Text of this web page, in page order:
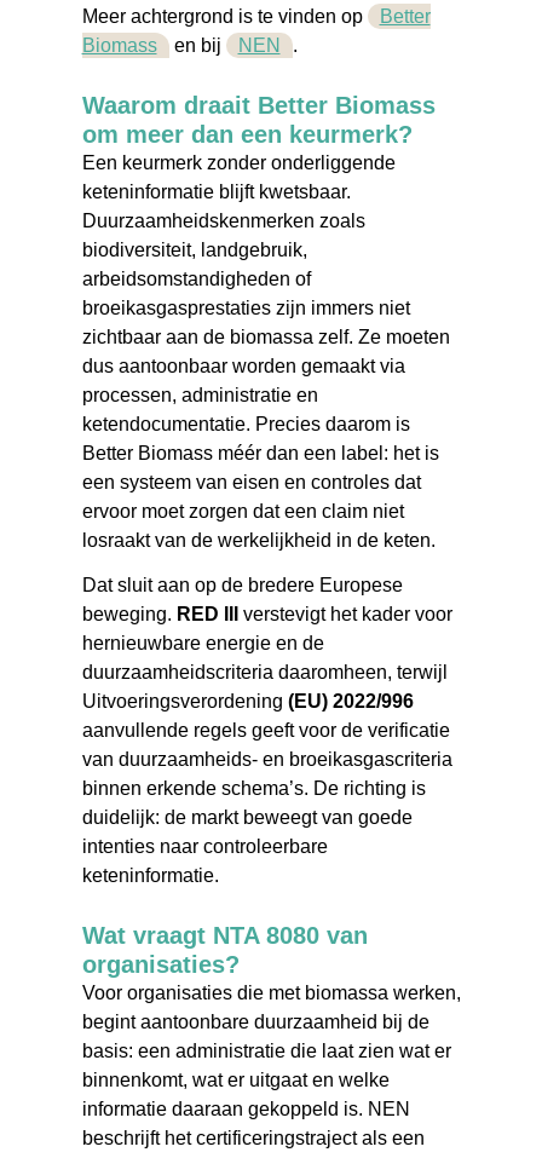
Meer achtergrond is te vinden op
Better
Biomass en bij NEN .
Waarom draait Better Biomass
om meer dan een keurmerk?
Een keurmerk zonder onderliggende
keteninformatie blijft kwetsbaar.
Duurzaamheidskenmerken zoals
biodiversiteit, landgebruik,
arbeidsomstandigheden of
broeikasgasprestaties zijn immers niet
zichtbaar aan de biomassa zelf. Ze moeten
dus aantoonbaar worden gemaakt via
processen, administratie en
ketendocumentatie. Precies daarom is
Better Biomass méér dan een label: het is
een systeem van eisen en controles dat
ervoor moet zorgen dat een claim niet
losraakt van de werkelijkheid in de keten.
Dat sluit aan op de bredere Europese
beweging. RED III
verstevigt het kader voor
hernieuwbare energie en de
duurzaamheidscriteria daaromheen, terwijl
Uitvoeringsverordening (EU) 2022/996
aanvullende regels geeft voor de verificatie
van duurzaamheids- en broeikasgascriteria
binnen erkende schema’s. De richting is
duidelijk: de markt beweegt van goede
intenties naar controleerbare
keteninformatie.
Wat vraagt NTA 8080 van
organisaties?
Voor organisaties die met biomassa werken,
begint aantoonbare duurzaamheid bij de
basis: een administratie die laat zien wat er
binnenkomt, wat er uitgaat en welke
informatie daaraan gekoppeld is. NEN
beschrijft het certificeringstraject als een